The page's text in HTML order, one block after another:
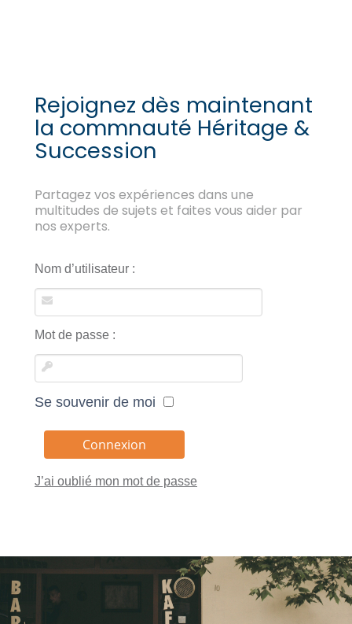
Rejoignez dès maintenant
la commnauté Héritage &
Succession
Partagez vos expériences dans une
multitudes de sujets et faites vous aider par
nos experts.
Nom d’utilisateur :
Mot de passe :
Se souvenir de moi
J’ai oublié mon mot de passe